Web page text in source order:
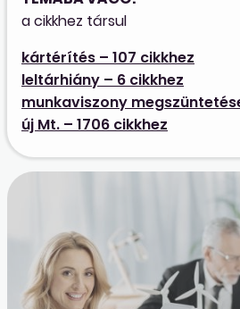
a cikkhez társul
kártérítés – 107 cikkhez
leltárhiány – 6 cikkhez
munkaviszony
új Mt. – 1706 cikkhez